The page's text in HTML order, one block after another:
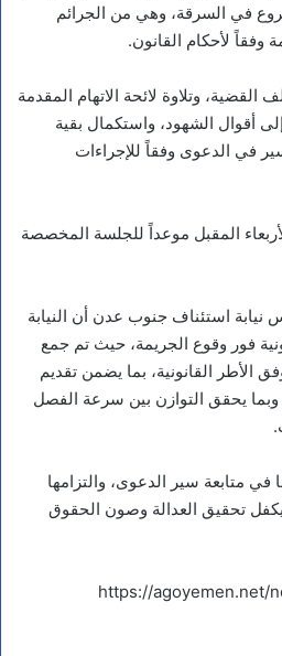
في السرقة، وهي من الجرائم
وفقاً لأحكام القانون.
وتلاوة لائحة الاتهام المقدمة
إلى أقوال الشهود، واستكمال بقية
في الدعوى وفقاً للإجراءات
المقبل موعداً للجلسة المخصصة
استئناف جنوب عدن أن النيابة
فور وقوع الجريمة، حيث تم جمع
الأطر القانونية، بما يضمن تقديم
يحقق التوازن بين سرعة الفصل
في متابعة سير الدعوى، والتزامها
يكفل تحقيق العدالة وصون الحقوق
https://agoyemen.net/